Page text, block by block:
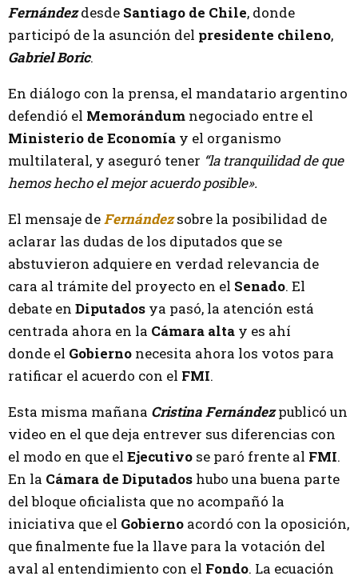
Fernándezdesde Santiago de Chile, donde
participó de la asunción del presidente chileno,
Gabriel Boric.
En diálogo con la prensa, el mandatario argentino
defendió el Memorándum negociado entre el
Ministerio de Economía y el organismo
multilateral, y aseguró tener “la tranquilidad de que
hemos hecho el mejor acuerdo posible».
El mensaje deFernándezsobre la posibilidad de
aclarar las dudas de los diputados que se
abstuvieron adquiere en verdad relevancia de
cara al trámite del proyecto en el Senado. El
debate en Diputados ya pasó, la atención está
centrada ahora en la Cámara alta y es ahí
donde el Gobierno necesita ahora los votos para
ratificar el acuerdo con el FMI.
Esta misma mañana Cristina Fernándezpublicó un
video en el que deja entrever sus diferencias con
el modo en que el Ejecutivo se paró frente al FMI.
En la Cámara de Diputados hubo una buena parte
del bloque oficialista que no acompañó la
iniciativa que el Gobierno acordó con la oposición,
que finalmente fue la llave para la votación del
aval al entendimiento con el Fondo. La ecuación